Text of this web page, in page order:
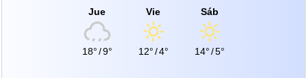
Jue
18°/9°
Vie
12°/4°
Sáb
14°/5°